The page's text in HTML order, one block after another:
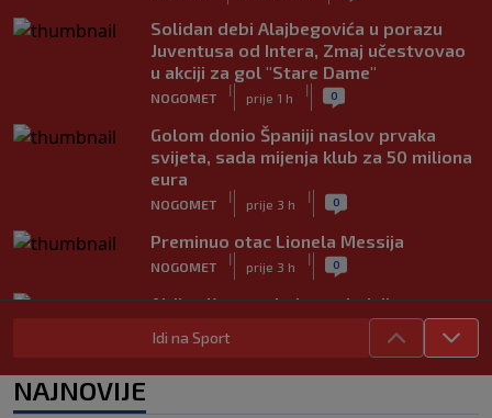
Solidan debi Alajbegovića u porazu
Juventusa od Intera, Zmaj učestvovao
u akciji za gol "Stare Dame"
NOGOMET
|
prije 1 h
| 0
Golom donio Španiji naslov prvaka
svijeta, sada mijenja klub za 50 miliona
eura
NOGOMET
|
prije 3 h
| 0
Preminuo otac Lionela Messija
NOGOMET
|
prije 3 h
| 0
Aldian Korora: Jedan gol, dvije
generacije i priča o beskrajnoj ljubavi
prema Želji koja je obavezan smjer za
Idi na Sport
NAJNOVIJE